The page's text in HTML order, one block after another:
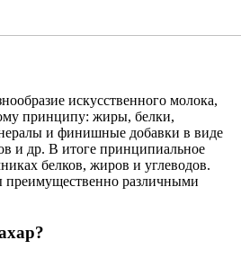
искусственного молока,
принципу: жиры, белки,
и финишные добавки в виде
и др. В итоге принципиальное
белков, жиров и углеводов.
преимущественно различными